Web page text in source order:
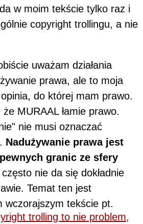
w moim tekście tylko raz i
copyright trollingu, a nie
uważam działania
prawa, ale to moja
do której mam prawo.
MURAAL łamie prawo.
nie musi oznaczać
Nadużywanie prawa jest
granic ze sfery
nie da się dokładnie
Temat ten jest
wczorajszym tekście pt.
trolling to nie problem,